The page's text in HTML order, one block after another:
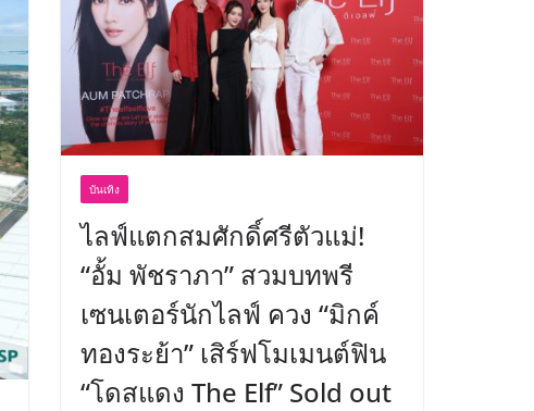
บันเทิง
ไลฟ์แตกสมศักดิ์ศรีตัวแม่!
“อั้ม พัชราภา” สวมบทพรี
เซนเตอร์นักไลฟ์ ควง “มิกค์
ทองระย้า” เสิร์ฟโมเมนต์ฟิน
“โดสแดง The Elf” Sold out